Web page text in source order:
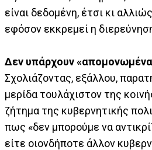
είναι δεδομένη, έτσι κι
εφόσον εκκρεμεί η
Δεν υπάρχουν
Σχολιάζοντας, εξάλλου,
μερίδα τουλάχιστον της
ζήτημα της κυβερνητικής
πως «δεν μπορούμε να
είτε οιονδήποτε άλλον